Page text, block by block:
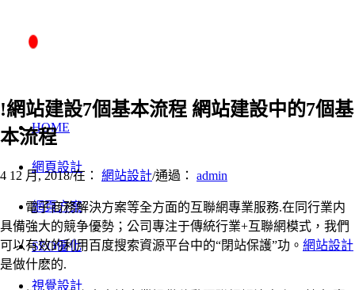
HOME
網頁設計
網頁方案
SEO優化
視覺設計
!網站建設7個基本流程 網站建設中的7個基
本流程
4 12 月, 2018/在： 網站設計/通過： admin
電子商務解決方案等全方面的互聯網專業服務.在同行業内
具備強大的競争優勢；公司專注于傳統行業+互聯網模式，我們
可以有效的利用百度搜索資源平台中的“閉站保護”功。 網站設計
是做什麽的.